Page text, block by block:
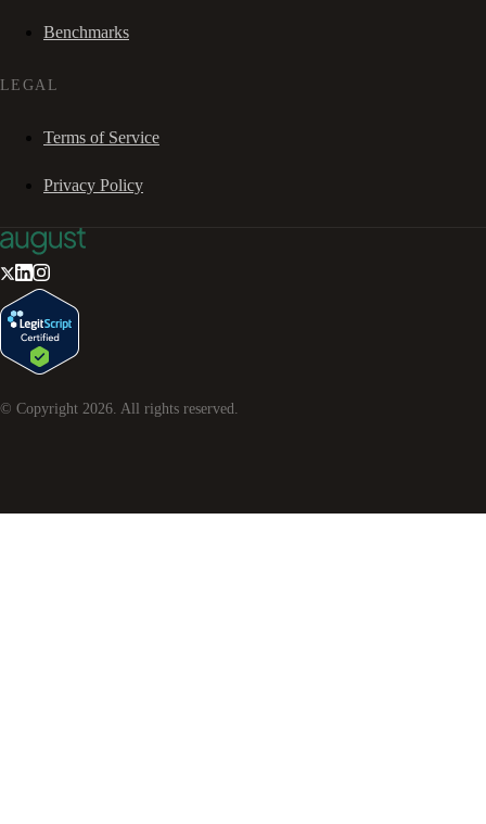
Benchmarks
LEGAL
Terms of Service
Privacy Policy
© Copyright 2026 . All rights reserved.